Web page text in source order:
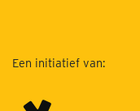
Een initiatief van: